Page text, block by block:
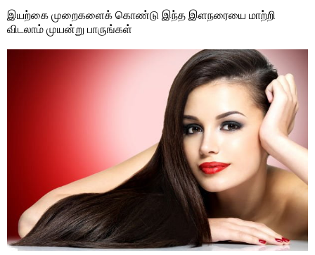
இயற்கை முறைகளைக் கொண்டு இந்த இளநரையை மாற்றி
விடலாம் முயன்று பாருங்கள்